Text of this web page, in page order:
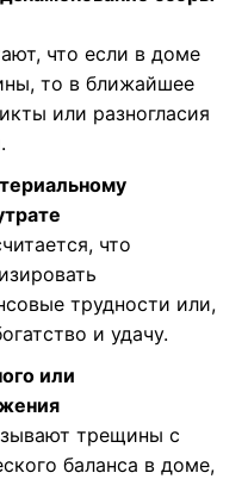
что если в доме
то в ближайшее
или разногласия
что
трудности или,
и удачу.
или
трещины с
баланса в доме,